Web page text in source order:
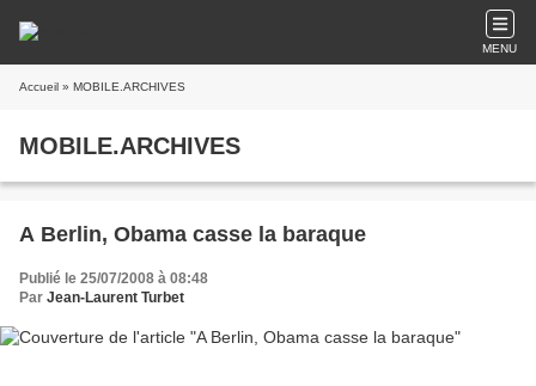
MENU
Accueil » MOBILE.ARCHIVES
MOBILE.ARCHIVES
A Berlin, Obama casse la baraque
Publié le 25/07/2008 à 08:48
Par Jean-Laurent Turbet